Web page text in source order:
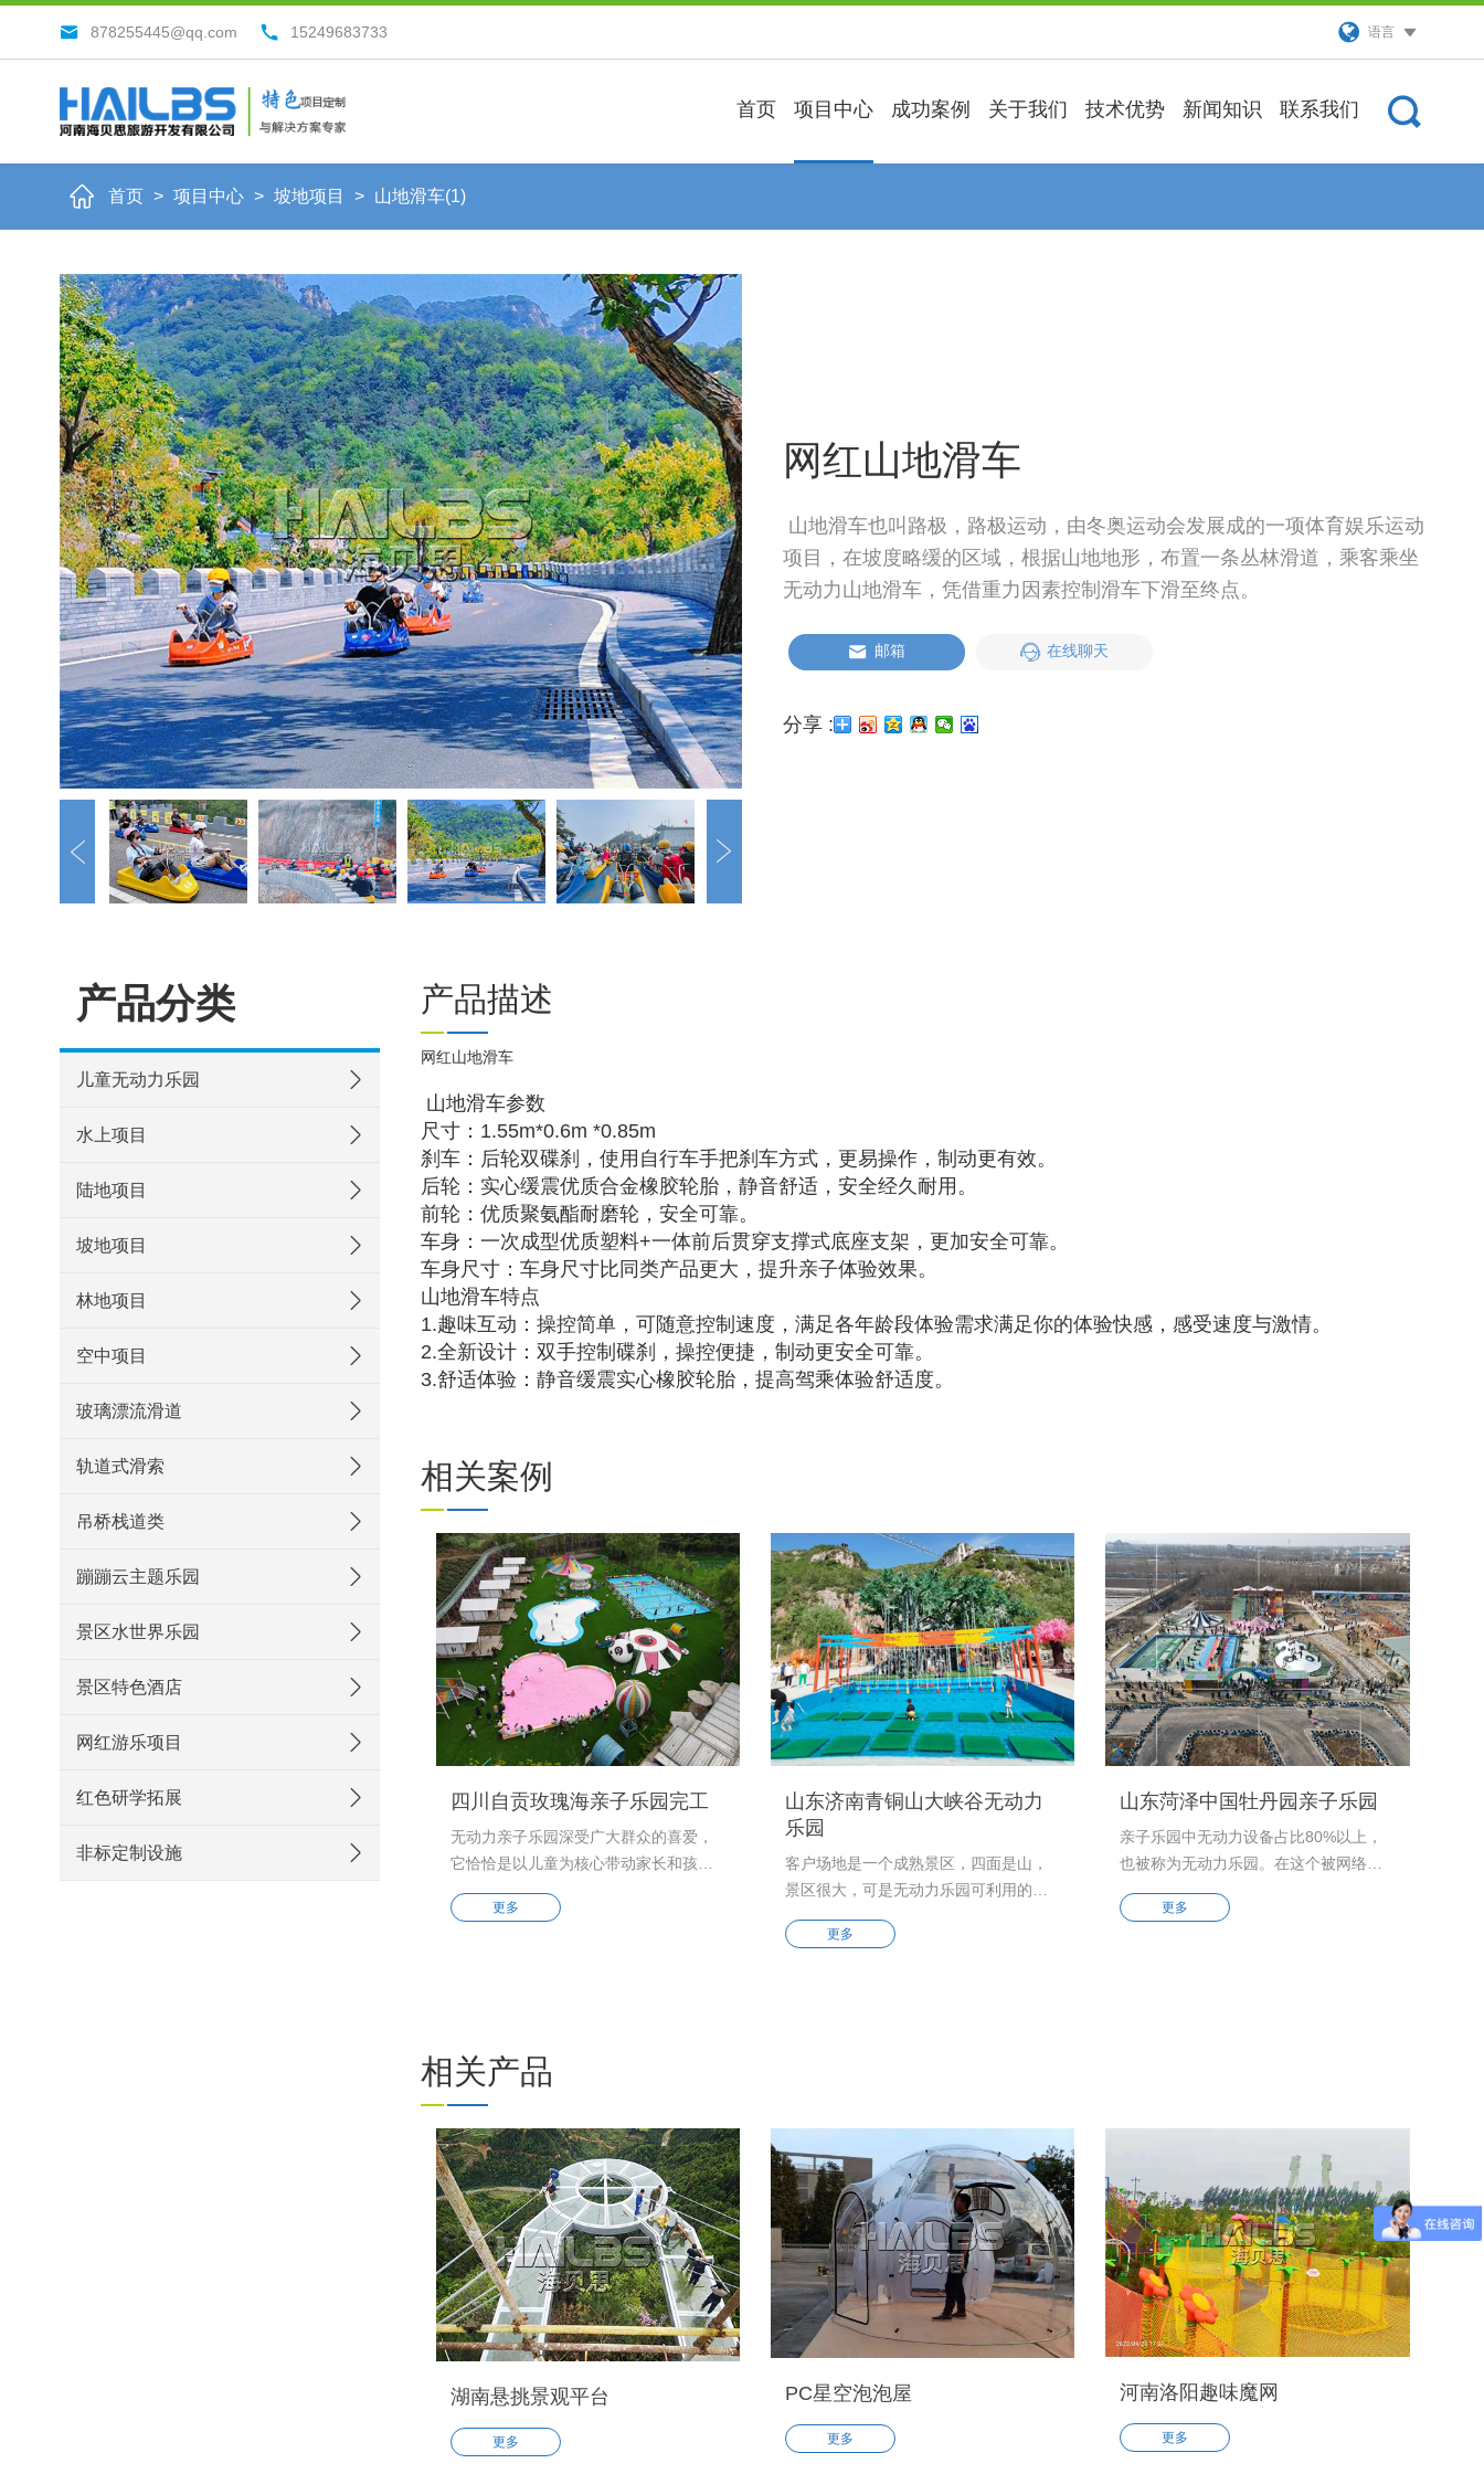
878255445@qq.com 15249683733 语言
首页 项目中心 成功案例 关于我们 技术优势 新闻知识 联系我们
首页 > 项目中心 > 坡地项目 > 山地滑车(1)
Previous
Next
网红山地滑车
山地滑车也叫路极，路极运动，由冬奥运动会发展成的一项体育娱乐运动
项目，在坡度略缓的区域，根据山地地形，布置一条丛林滑道，乘客乘坐
无动力山地滑车，凭借重力因素控制滑车下滑至终点。
邮箱 在线聊天
分享 :
产品分类
儿童无动力乐园
水上项目
陆地项目
坡地项目
林地项目
空中项目
玻璃漂流滑道
轨道式滑索
吊桥栈道类
蹦蹦云主题乐园
景区水世界乐园
景区特色酒店
网红游乐项目
红色研学拓展
非标定制设施
产品描述
网红山地滑车
山地滑车参数
尺寸：1.55m*0.6m *0.85m
刹车：后轮双碟刹，使用自行车手把刹车方式，更易操作，制动更有效。
后轮：实心缓震优质合金橡胶轮胎，静音舒适，安全经久耐用。
前轮：优质聚氨酯耐磨轮，安全可靠。
车身：一次成型优质塑料+一体前后贯穿支撑式底座支架，更加安全可靠。
车身尺寸：车身尺寸比同类产品更大，提升亲子体验效果。
山地滑车特点
1.趣味互动：操控简单，可随意控制速度，满足各年龄段体验需求满足你的体验快感，感受速度与激情。
2.全新设计：双手控制碟刹，操控便捷，制动更安全可靠。
3.舒适体验：静音缓震实心橡胶轮胎，提高驾乘体验舒适度。
相关案例
四川自贡玫瑰海亲子乐园完工
无动力亲子乐园深受广大群众的喜爱，
它恰恰是以儿童为核心带动家长和孩子
互动的园区，提倡回归自然，释放儿童
天性，园区内60余种设备满足孩子蹦，
第一个适合踏春的假期之前投入运营
中……
更多
山东济南青铜山大峡谷无动力
乐园
客户场地是一个成熟景区，四面是山，
景区很大，可是无动力乐园可利用的场
地面积很小，能放无动力设施的地方更
是紧凑且不规则，在这个条件下我们几
临，客户场地有没有直接的水源可以利
用，建议客户挖了一个小水池，安装水
上拓展项目，作为夏季引流。
更多
山东菏泽中国牡丹园亲子乐园
亲子乐园中无动力设备占比80%以上，
也被称为无动力乐园。在这个被网络充
实的生活中，不管是工作忙碌的父母还
是被学业压身的孩子在休闲时刻都喜欢
感情。
更多
相关产品
湖南悬挑景观平台
更多
PC星空泡泡屋
更多
河南洛阳趣味魔网
更多